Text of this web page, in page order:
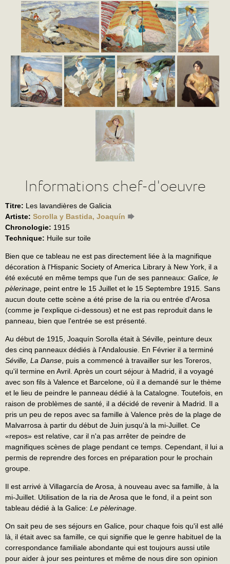
Informations chef-d'oeuvre
Titre: Les lavandières de Galicia
Artiste: Sorolla y Bastida, Joaquín
Chronologie: 1915
Technique: Huile sur toile
Bien que ce tableau ne est pas directement liée à la magnifique
décoration à l'Hispanic Society of America Library à New York, il a
été exécuté en même temps que l'un de ses panneaux: Galice, le
pèlerinage , peint entre le 15 Juillet et le 15 Septembre 1915. Sans
aucun doute cette scène a été prise de la ria ou entrée d'Arosa
(comme je l'explique ci-dessous) et ne est pas reproduit dans le
panneau, bien que l'entrée se est présenté.
Au début de 1915, Joaquín Sorolla était à Séville, peinture deux
des cinq panneaux dédiés à l'Andalousie. En Février il a terminé
Séville, La Danse , puis a commencé à travailler sur les Toreros,
qu'il termine en Avril. Après un court séjour à Madrid, il a voyagé
avec son fils à Valence et Barcelone, où il a demandé sur le thème
et le lieu de peindre le panneau dédié à la Catalogne. Toutefois, en
raison de problèmes de santé, il a décidé de revenir à Madrid. Il a
pris un peu de repos avec sa famille à Valence près de la plage de
Malvarrosa à partir du début de Juin jusqu'à la mi-Juillet. Ce
«repos» est relative, car il n'a pas arrêter de peindre de
magnifiques scènes de plage pendant ce temps. Cependant, il lui a
permis de reprendre des forces en préparation pour le prochain
groupe.
Il est arrivé à Villagarcía de Arosa, à nouveau avec sa famille, à la
mi-Juillet. Utilisation de la ria de Arosa que le fond, il a peint son
tableau dédié à la Galice: Le pèlerinage
On sait peu de ses séjours en Galice, pour chaque fois qu'il est allé
là, il était avec sa famille, ce qui signifie que le genre habituel de la
correspondance familiale abondante qui est toujours aussi utile
pour aider à jour ses peintures et même de nous dire son opinion